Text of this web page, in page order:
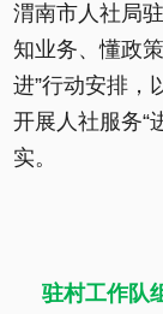
渭南市人社局
知业务、懂政
进”行动安排，
开展人社服务“
实。
驻村工作队